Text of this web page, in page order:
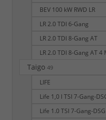
BEV 100 kW RWD LR
LR 2.0 TDI 6-Gang
LR 2.0 TDI 8-Gang AT
LR 2.0 TDI 8-Gang AT 4
Taigo 49
LIFE
Life 1,0 l TSI 7-Gang-
Life 1.0 TSI 7-Gang-DSG